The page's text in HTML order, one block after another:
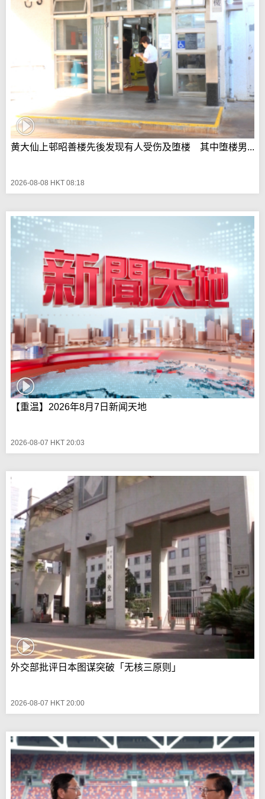
黄大仙上邨昭善楼先後发现有人受伤及堕楼 其中堕楼男...
2026-08-08 HKT 08:18
【重温】2026年8月7日新闻天地
2026-08-07 HKT 20:03
外交部批评日本图谋突破「无核三原则」
2026-08-07 HKT 20:00